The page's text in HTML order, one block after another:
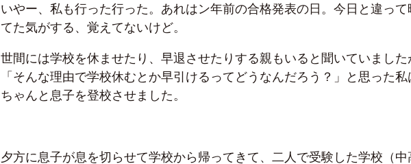
いやー、私も行った行った。あれはン年前の合格発表の日。今日と違って
てた気がする、覚えてないけど。
世間には学校を休ませたり、早退させたりする親もいると聞いていました
「そんな理由で学校休むとか早引けるってどうなんだろう？」と思った私
ちゃんと息子を登校させました。
夕方に息子が息を切らせて学校から帰ってきて、二人で受験した学校（中